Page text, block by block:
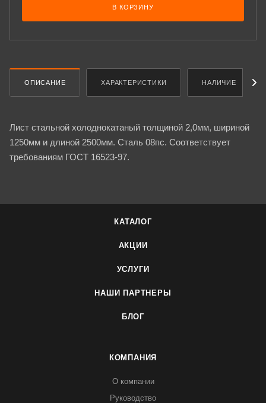
В КОРЗИНУ
ОПИСАНИЕ ХАРАКТЕРИСТИКИ НАЛИЧИЕ
Лист стальной холоднокатаный толщиной 2,0мм, шириной
1250мм и длиной 2500мм. Сталь 08пс. Соответствует
требованиям ГОСТ 16523-97.
КАТАЛОГ
АКЦИИ
УСЛУГИ
НАШИ ПАРТНЕРЫ
БЛОГ
КОМПАНИЯ
О компании
Руководство